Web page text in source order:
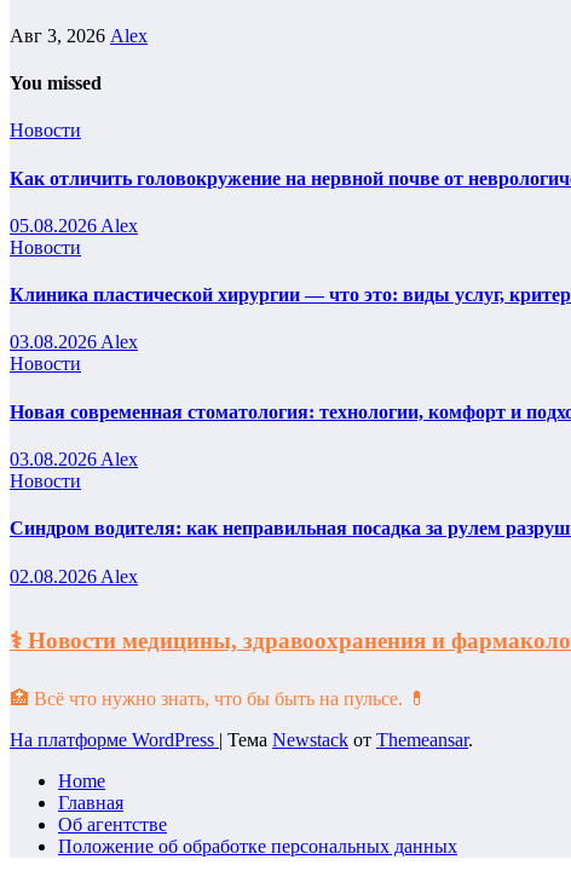
Авг 3, 2026 Alex
You missed
Новости
Как отличить головокружение на нервной почве от
05.08.2026 Alex
Новости
Клиника пластической хирургии — что это: виды услуг,
03.08.2026Alex
Новости
Новая современная стоматология: технологии, комфорт и
03.08.2026 Alex
Новости
Синдром водителя: как неправильная посадка за рулем
02.08.2026 Alex
⚕️ Новости медицины, здравоохранения и
🏥 Всё что нужно знать, что бы быть на пульсе. 💊
На платформе WordPress | Тема Newstack от Themeansar.
Home
Главная
Об агентстве
Положение об обработке персональных данных